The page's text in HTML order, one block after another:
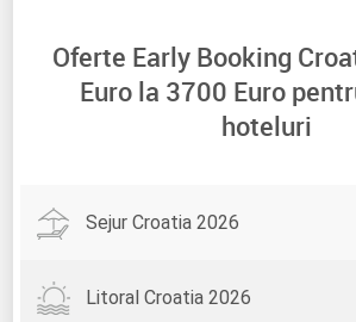
Oferte Early Booking
Euro la 3700 Euro
hoteluri
Sejur Croatia 2026
Litoral Croatia 2026